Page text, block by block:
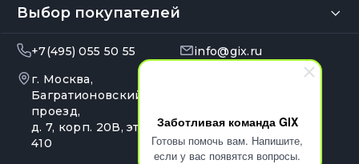
Заботливая команда GIX
Готовы помочь вам. Напишите,
если у вас появятся вопросы.
Выбор покупателей
+7(495) 055 50 55
info@gix.ru
г. Москва,
Багратионовский
проезд,
д. 7, корп. 20В, эт. 4, оф.
410